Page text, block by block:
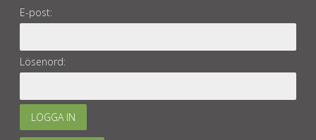
E-post:
Lösenord:
LOGGA IN